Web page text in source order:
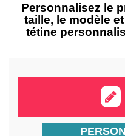
Personnalisez le
taille, le modèle
tétine